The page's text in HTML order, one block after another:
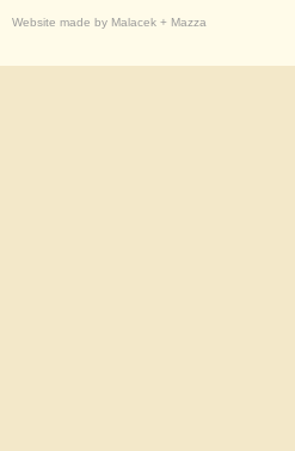
Website made by Malacek + Mazza